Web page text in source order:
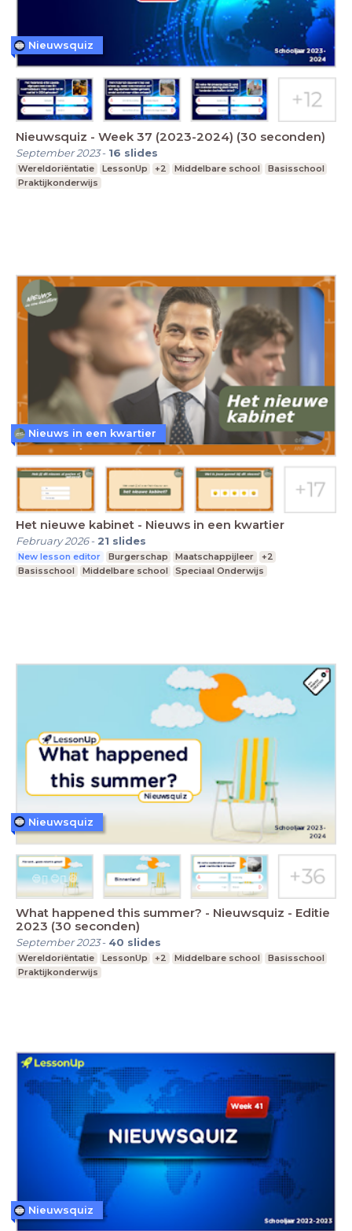
Nieuwsquiz - Week 37 (2023-2024) (30 seconden)
September 2023- 16 slides
Wereldoriëntatie LessonUp +2 Middelbare school
Basisschool
Praktijkonderwijs
Nieuwsquiz
Het nieuwe kabinet - Nieuws in een kwartier
February 2026- 21 slides
New lesson editor Burgerschap Maatschappijleer
+2
Basisschool
Middelbare school Speciaal Onderwijs
Nieuws in een kwartier
What happened this summer? - Nieuwsquiz - Editie
2023 (30 seconden)
September 2023- 40 slides
Wereldoriëntatie LessonUp +2 Middelbare school
Basisschool
Praktijkonderwijs
Nieuwsquiz
Nieuwsquiz